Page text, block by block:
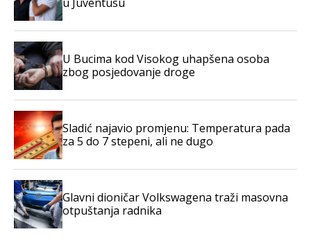
U Bucima kod Visokog uhapšena osoba
zbog posjedovanje droge
Sladić najavio promjenu: Temperatura pada
za 5 do 7 stepeni, ali ne dugo
Glavni dioničar Volkswagena traži masovna
otpuštanja radnika